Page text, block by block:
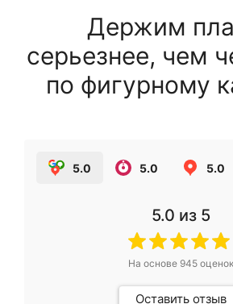
Держим
серьезнее, чем
по фигурному
5.0 5.0 5.0
5.0 из 5
На основе 945оценок
Оставить отзыв